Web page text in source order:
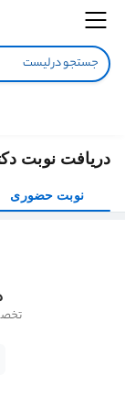
دریافت نوبت
نوبت حضوری